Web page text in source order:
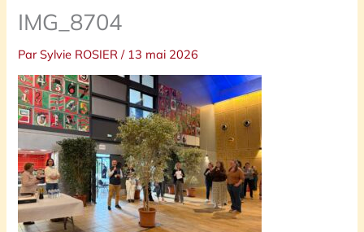
IMG_8704
ParSylvie ROSIER/ 13 mai 2026